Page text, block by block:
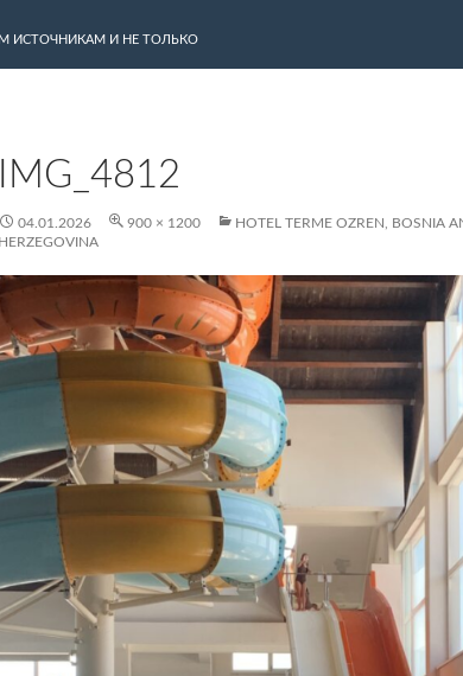
ИСТОЧНИКАМ И НЕ ТОЛЬКО
IMG_4812
04.01.2026 900 × 1200
HOTEL TERME OZREN, BOSNIA
HERZEGOVINA